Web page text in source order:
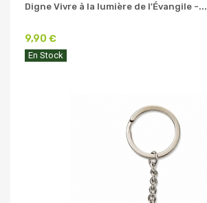
Digne Vivre à la lumière de l'Évangile -...
9,90 €
En Stock